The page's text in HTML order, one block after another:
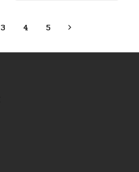
3 4 5